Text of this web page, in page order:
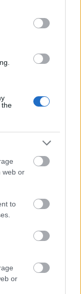
in below Google
the
web or
to
or
felemelő
a Tomcsa
tette az